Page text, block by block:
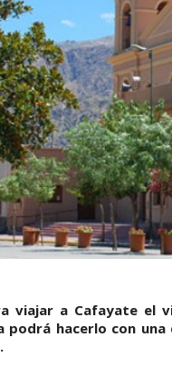
viajar a Cafayate el
podrá hacerlo con